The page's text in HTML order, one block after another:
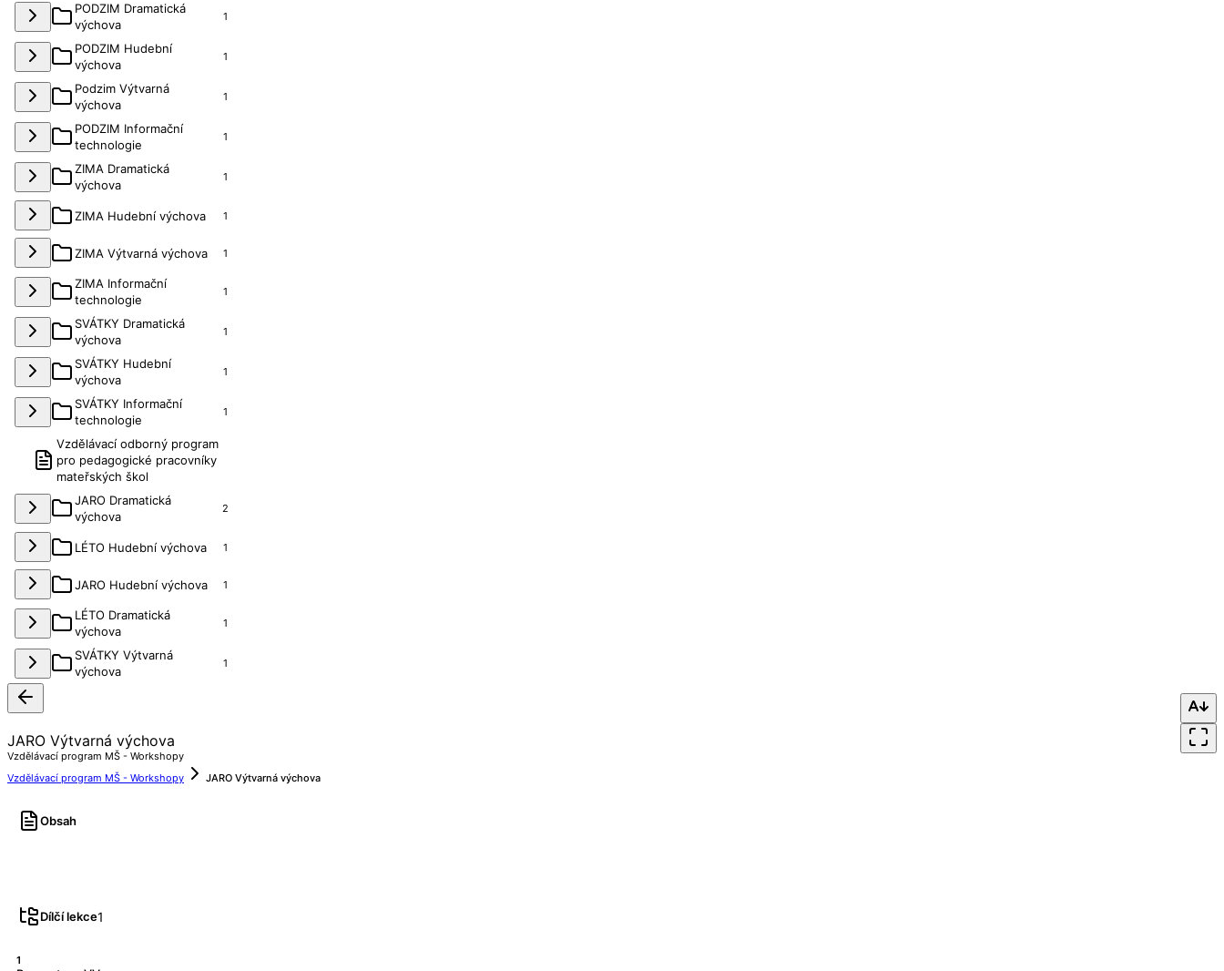
PODZIM Dramatická
výchova
1
PODZIM Hudební
výchova
1
Podzim Výtvarná
výchova
1
PODZIM Informační
technologie
1
ZIMA Dramatická
výchova
1
ZIMA Hudební výchova 1
ZIMA Výtvarná výchova 1
ZIMA Informační
technologie
1
SVÁTKY Dramatická
výchova
1
SVÁTKY Hudební
výchova
1
SVÁTKY Informační
technologie
1
Vzdělávací odborný program
pro pedagogické pracovníky
mateřských škol
JARO Dramatická
výchova
2
LÉTO Hudební výchova 1
JARO Hudební výchova 1
LÉTO Dramatická
výchova
1
SVÁTKY Výtvarná
výchova
1
JARO Výtvarná výchova
Vzdělávací program MŠ - Workshopy
Vzdělávací program MŠ - Workshopy
JARO Výtvarná výchova
Obsah
Dílčí lekce1
1